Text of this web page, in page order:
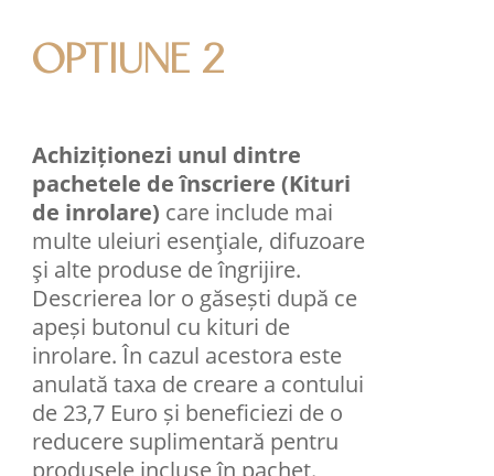
OPTIUNE 2
Achiziționezi unul dintre
pachetele de înscriere (Kituri
de inrolare) care include mai
multe uleiuri esenţiale, difuzoare
şi alte produse de îngrijire.
Descrierea lor o găsești după ce
apeși butonul cu kituri de
inrolare. În cazul acestora este
anulată taxa de creare a contului
de 23,7 Euro și beneficiezi de o
reducere suplimentară pentru
produsele incluse în pachet.